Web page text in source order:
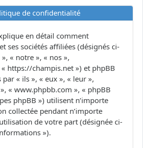
de confidentialité
en détail comment
ses sociétés affiliées (désignés ci-
« notre », « nos »,
https://champis.net ») et phpBB
« ils », « eux », « leur »,
« www.phpbb.com », « phpBB
phpBB ») utilisent n’importe
collectée pendant n’importe
de votre part (désignée ci-
»).